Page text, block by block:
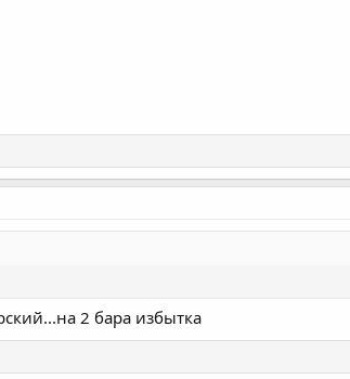
2 бара избытка